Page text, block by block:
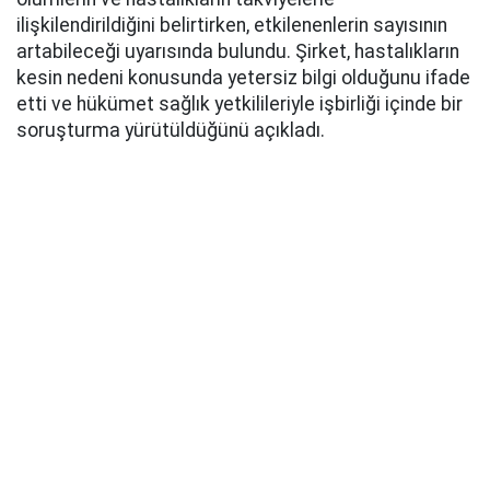
ilişkilendirildiğini belirtirken, etkilenenlerin sayısının
artabileceği uyarısında bulundu. Şirket, hastalıkların
kesin nedeni konusunda yetersiz bilgi olduğunu ifade
etti ve hükümet sağlık yetkilileriyle işbirliği içinde bir
soruşturma yürütüldüğünü açıkladı.